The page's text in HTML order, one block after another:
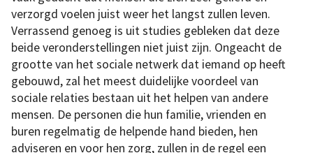
verzorgd voelen juist weer het langst zullen leven.
Verrassend genoeg is uit studies gebleken dat deze
beide veronderstellingen niet juist zijn. Ongeacht de
grootte van het sociale netwerk dat iemand op heeft
gebouwd, zal het meest duidelijke voordeel van
sociale relaties bestaan uit het helpen van andere
mensen. De personen die hun familie, vrienden en
buren regelmatig de helpende hand bieden, hen
adviseren en voor hen zorg, zullen in de regel een